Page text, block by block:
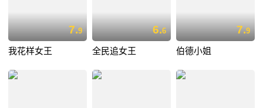
7.9
我花样女王
6.6
全民追女王
7.9
伯德小姐